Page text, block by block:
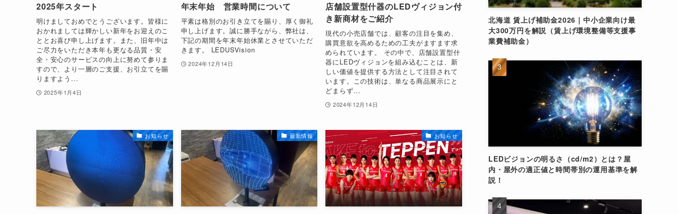
2025年スタート
明けましておめでとうございます。皆様に
おかれましては輝かしい新年をお迎えのこ
ととお喜び申し上げます。また、旧年中は
ご尽力をいただき本年も更なる品質・安
全・安心のサービスの向上に努めて参りま
すので、より一層のご支援、お引立てを賜
りますよう...
2025年1月4日
年末年始 営業時間について
平素は格別のお引き立てを賜り、厚く御礼
申し上げます。誠に勝手ながら、弊社は、
下記の期間を年末年始休業とさせていただ
きます。 LEDUSVision
2024年12月14日
店舗設置型什器のLEDヴィジョン付
き新商材をご紹介
現代の小売店舗では、顧客の注目を集め、
購買意欲を高めるための工夫がますます求
められています。 その中で、店舗設置型什
器にLEDヴィジョンを組み込むことは、新
しい価値を提供する方法として注目されて
います。この技術は、単なる商品展示にと
どまらず...
2024年12月14日
お知らせ 最新情報 お知らせ
北海道 賃上げ補助金2026｜中小企業向け最
大300万円を解説（賃上げ環境整備等支援事
業費補助金）
LEDビジョンの明るさ（cd/m2）とは？屋
内・屋外の適正値と時間帯別の運用基準を解
説！